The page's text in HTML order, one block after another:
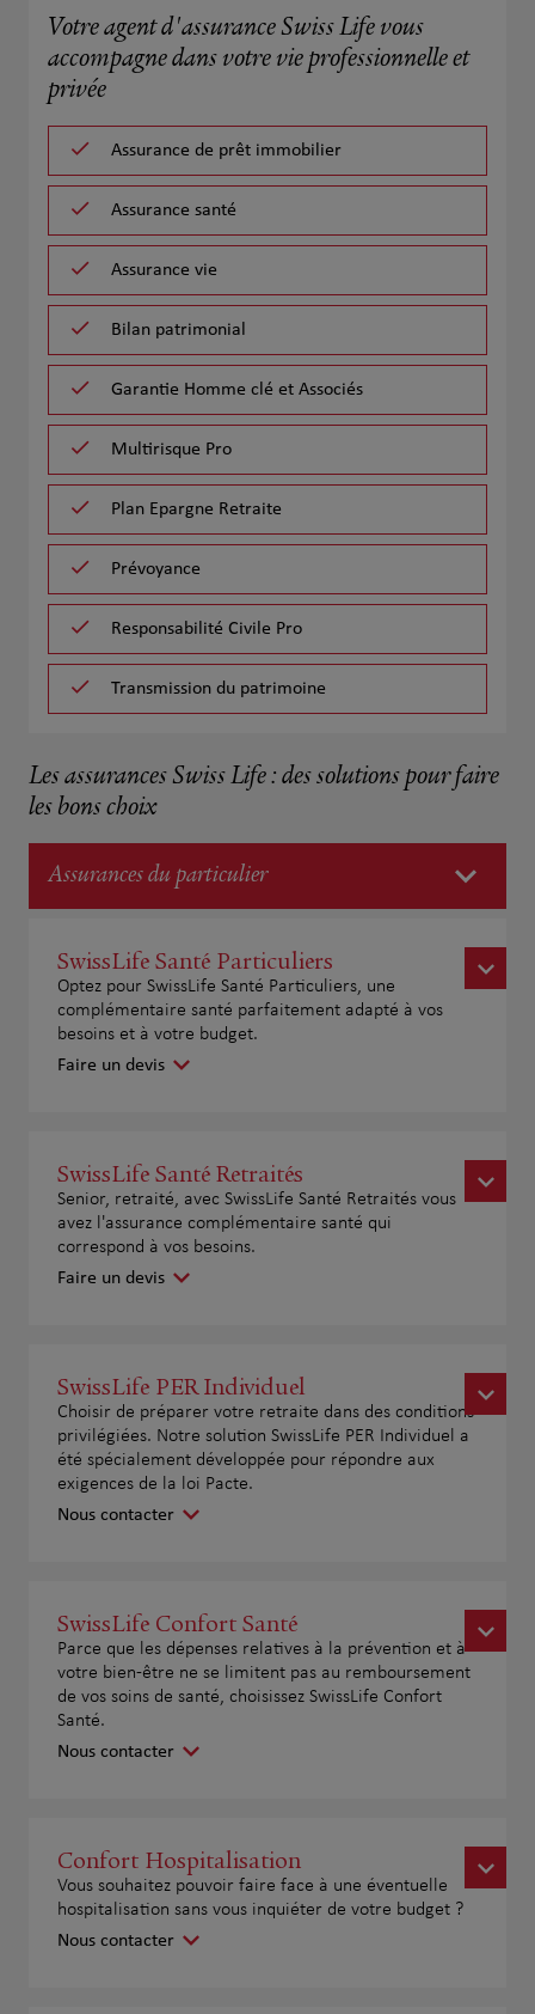
Votre agent d'assurance Swiss Life vous
accompagne dans votre vie professionnelle et
privée
Assurance de prêt immobilier
Assurance santé
Assurance vie
Bilan patrimonial
Garantie Homme clé et Associés
Multirisque Pro
Plan Epargne Retraite
Prévoyance
Responsabilité Civile Pro
Transmission du patrimoine
Les assurances Swiss Life : des solutions pour faire
les bons choix
Assurances du particulier
SwissLife Santé Particuliers
Optez pour SwissLife Santé Particuliers, une
complémentaire santé parfaitement adapté à vos
besoins et à votre budget.
Faire un devis
SwissLife Santé Retraités
Senior, retraité, avec SwissLife Santé Retraités vous
avez l'assurance complémentaire santé qui
correspond à vos besoins.
Faire un devis
SwissLife PER Individuel
Choisir de préparer votre retraite dans des conditions
privilégiées. Notre solution SwissLife PER Individuel a
été spécialement développée pour répondre aux
exigences de la loi Pacte.
Nous contacter
SwissLife Confort Santé
Parce que les dépenses relatives à la prévention et à
votre bien-être ne se limitent pas au remboursement
de vos soins de santé, choisissez SwissLife Confort
Santé.
Nous contacter
Confort Hospitalisation
Vous souhaitez pouvoir faire face à une éventuelle
hospitalisation sans vous inquiéter de votre budget ?
Nous contacter